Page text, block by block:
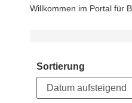
Willkommen im Portal für
Sortierung